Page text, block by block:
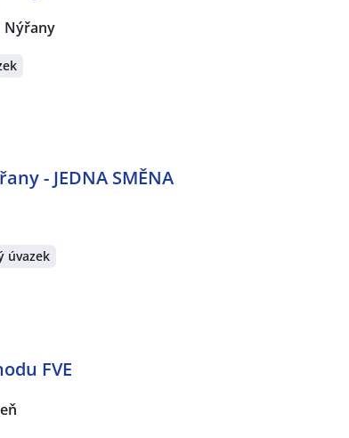
Nýřany
- JEDNA SMĚNA
úvazek
FVE